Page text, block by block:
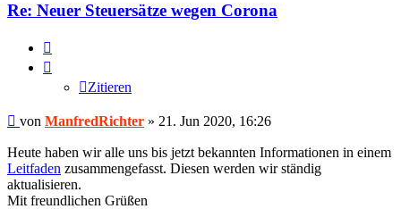
Re: Neuer Steuersätze wegen Corona
Zitieren
Beitrag
von ManfredRichter » 21. Jun 2020, 16:26
Heute haben wir alle uns bis jetzt bekannten Informationen in einem
Leitfaden zusammengefasst. Diesen werden wir ständig
aktualisieren.
Mit freundlichen Grüßen